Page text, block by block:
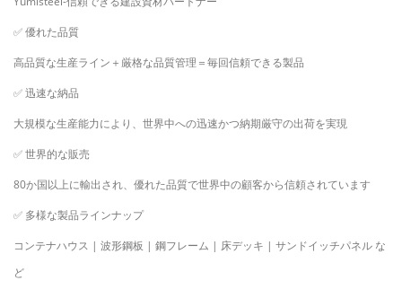
✅優れた品質
高品質な生産ライン＋厳格な品質管理＝毎回信頼できる製品
✅迅速な納品
大規模な生産能力により、世界中への迅速かつ納期厳守の出荷を実現
✅世界的な販売
80か国以上に輸出され、優れた品質で世界中の顧客から信頼されています
✅ 多様な製品ラインナップ
コンテナハウス | 波形鋼板 | 鋼フレーム | 床デッキ | サンドイッチパネル な
ど